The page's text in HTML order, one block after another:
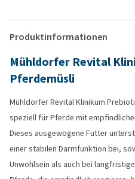
Produktinformationen
Mühldorfer Revital
Pferdemüsli
Mühldorfer Revital Klinikum
speziell für Pferde mit
Dieses ausgewogene Futter
einer stabilen Darmfunktion bei,
Unwohlsein als auch bei